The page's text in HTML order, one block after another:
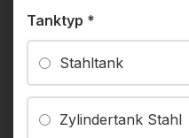
Tanktyp *
Stahltank
Zylindertank Stahl